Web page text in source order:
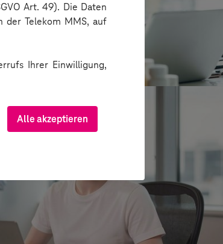
Art. 49). Die Daten
der Telekom MMS, auf
Ihrer Einwilligung,
Alle akzeptieren